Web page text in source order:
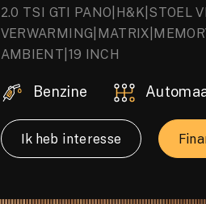
2.0 TSI GTI PANO|H&K|STOEL
AMBIENT|19 INCH
Benzine
Ik heb interesse